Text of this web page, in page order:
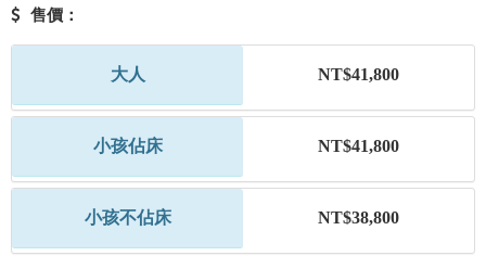
售價：
大人 NT$41,800
小孩佔床 NT$41,800
小孩不佔床 NT$38,800